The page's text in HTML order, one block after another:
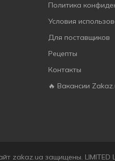
Политика
Условия
Для поставщиков
Рецепты
Контакты
🔥 Вакансии
zakaz.ua защищены. LIMITED